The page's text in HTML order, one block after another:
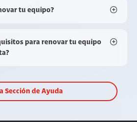
tu equipo?
para renovar tu equipo
a Sección de Ayuda